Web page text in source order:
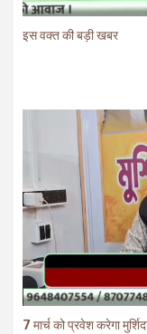
इस वक्त की बड़ी खबर
7 मार्च को प्रवेश करेगा